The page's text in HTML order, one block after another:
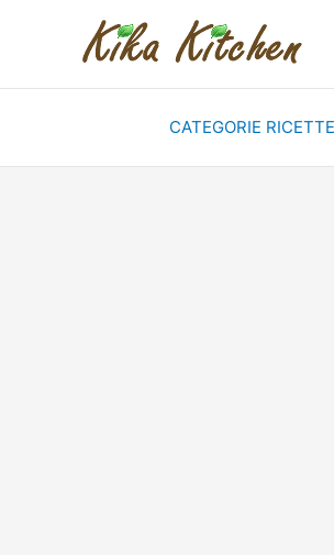
CATEGORIE RICETTE